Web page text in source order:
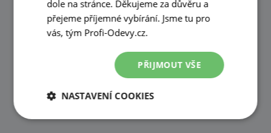
dole na stránce. Děkujeme za důvěru a
přejeme příjemné vybírání. Jsme tu pro
vás, tým Profi-Odevy.cz.
PŘIJMOUT VŠE
NASTAVENÍ COOKIES